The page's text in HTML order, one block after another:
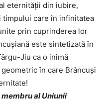
eternităţii din iubire,
care în infinitatea
prin cuprinderea lor
este sintetizată în
Jiu ca o inimă
în care Brâncuşi
membru al Uniunii